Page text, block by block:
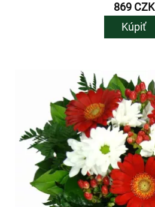
869 CZK
Kúpiť